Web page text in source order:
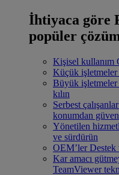
İhtiyaca göre
popüler
Kişisel kullanım
Küçük işletmeler
Büyük işletmeler
kılın
Serbest
konumdan
Yönetilen
ve sürdürün
OEM’ler Destek
Kar amacı
TeamViewer